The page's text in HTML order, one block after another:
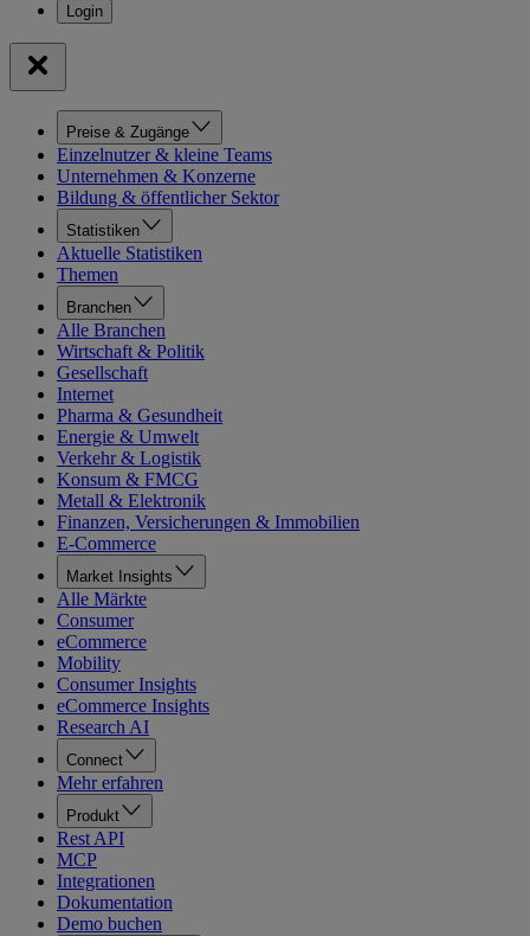
Preise & Zugänge
Einzelnutzer & kleine Teams
Unternehmen & Konzerne
Bildung & öffentlicher Sektor
Statistiken
Aktuelle Statistiken
Themen
Branchen
Alle Branchen
Wirtschaft & Politik
Gesellschaft
Internet
Pharma & Gesundheit
Energie & Umwelt
Verkehr & Logistik
Konsum & FMCG
Metall & Elektronik
Finanzen, Versicherungen & Immobilien
E-Commerce
Market Insights
Alle Märkte
Consumer
eCommerce
Mobility
Consumer Insights
eCommerce Insights
Research AI
Connect
Mehr erfahren
Produkt
Rest API
MCP
Integrationen
Dokumentation
Demo buchen